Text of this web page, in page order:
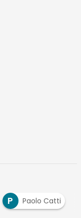
P Paolo Catti